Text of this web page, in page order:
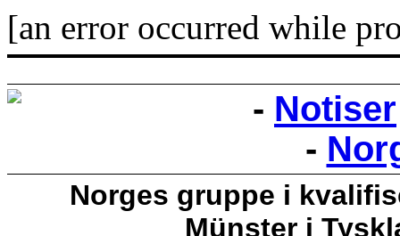
[an error occurred while
- Notiser
-
Norges gruppe i
Münster i